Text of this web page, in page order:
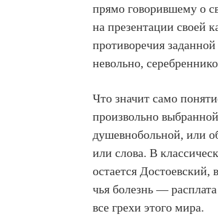
прямо говорившему о
на презентации своей
противоречия
невольно,
Что значит само
произвольно
душевнобольной, или
или слова. В
остается Достоевский,
чья болезнь —
все грехи этого мира.